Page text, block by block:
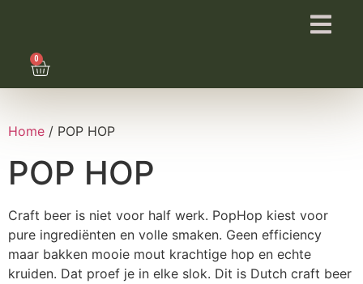
0
Home / POP HOP
POP HOP
Craft beer is niet voor half werk. PopHop kiest voor
pure ingrediënten en volle smaken. Geen efficiency
maar bakken mooie mout krachtige hop en echte
kruiden. Dat proef je in elke slok. Dit is Dutch craft beer